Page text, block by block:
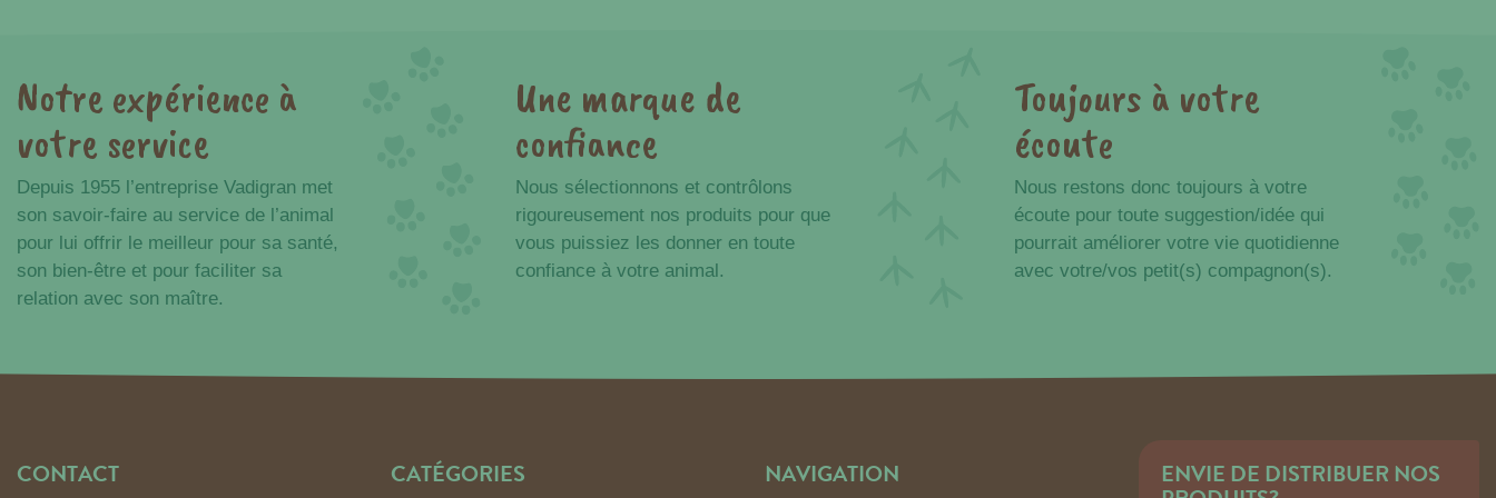
Avantages
Notre expérience à
votre service
Depuis 1955 l’entreprise Vadigran met
son savoir-faire au service de l’animal
pour lui offrir le meilleur pour sa santé,
son bien-être et pour faciliter sa
relation avec son maître.
Une marque de
confiance
Nous sélectionnons et contrôlons
rigoureusement nos produits pour que
vous puissiez les donner en toute
confiance à votre animal.
Toujours à votre
écoute
Nous restons donc toujours à votre
écoute pour toute suggestion/idée qui
pourrait améliorer votre vie quotidienne
avec votre/vos petit(s) compagnon(s).
CONTACT CATÉGORIES NAVIGATION ENVIE DE DISTRIBUER NOS